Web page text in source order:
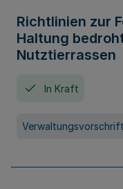
Richtlinien zur
Haltung
Nutztierrassen
In Kraft
Verwaltungsvorschrift